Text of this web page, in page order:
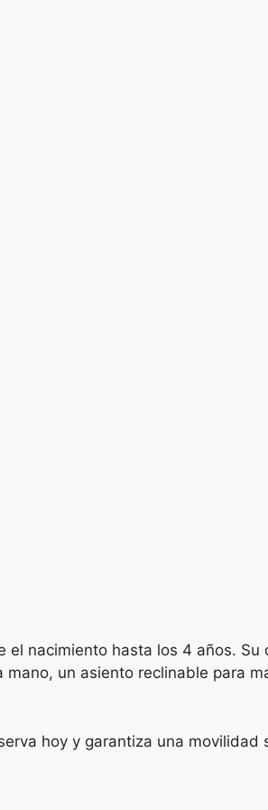
nacimiento hasta los 4 años. Su
un asiento reclinable para
hoy y garantiza una movilidad